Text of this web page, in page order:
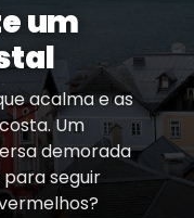
um
acalma e as
Um
demorada
seguir